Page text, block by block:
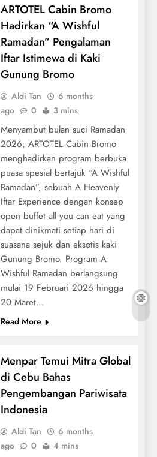
ARTOTEL Cabin Bromo
Hadirkan “A Wishful
Ramadan” Pengalaman
Iftar Istimewa di Kaki
Gunung Bromo
Aldi Tan
6 months
ago
0 3 mins
Menyambut bulan suci Ramadan
2026, ARTOTEL Cabin Bromo
menghadirkan program berbuka
puasa spesial bertajuk “A Wishful
Ramadan”, sebuah A Heavenly
Iftar Experience dengan konsep
open buffet all you can eat yang
dapat dinikmati setiap hari di
suasana sejuk dan eksotis kaki
Gunung Bromo. Program A
Wishful Ramadan berlangsung
mulai 19 Februari 2026 hingga
20 Maret…
Read More
Menpar Temui Mitra Global
di Cebu Bahas
Pengembangan Pariwisata
Indonesia
Aldi Tan
6 months
ago
0 4 mins